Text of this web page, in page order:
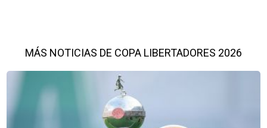
MÁS NOTICIAS DE COPA LIBERTADORES 2026